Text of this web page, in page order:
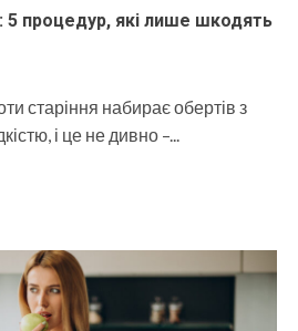
процедур, які лише шкодять
старіння набирає обертів з
і це не дивно –...